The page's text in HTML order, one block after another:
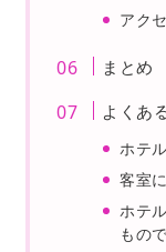
アク
まとめ
よくあ
ホテ
客室
ホテ
もの